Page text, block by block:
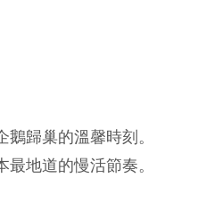
鵝歸巢的溫馨時刻。
地道的慢活節奏。